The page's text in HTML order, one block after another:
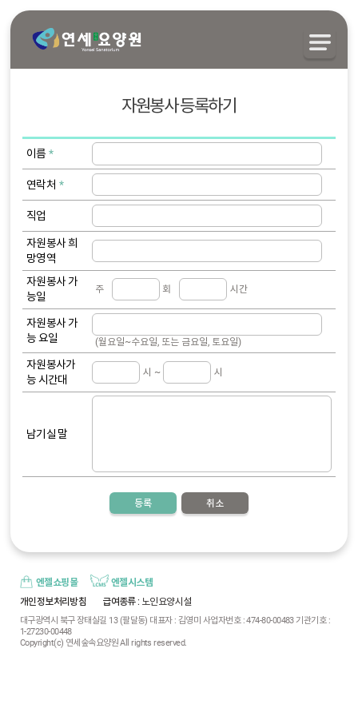
자원봉사 등록하기
이름
연락처
직업
자원봉사희
망영역
자원봉사가
능일
주 회 시간
자원봉사가
능 요일
(월요일~수요일, 또는 금요일, 토요일)
자원봉사가
능 시간대
시 ~ 시
남기실 말
등록 취소
엔젤쇼핑몰
엔젤시스템
개인정보처리방침
급여종류: 노인요양시설
대구광역시 북구 장태실길 13 (팔달동) 대표자 : 김영미 사업자번호 : 474-80-00483 기관기호 :
1-27230-00448
Copyright(c) 연세숲속요양원 All rights reserved.